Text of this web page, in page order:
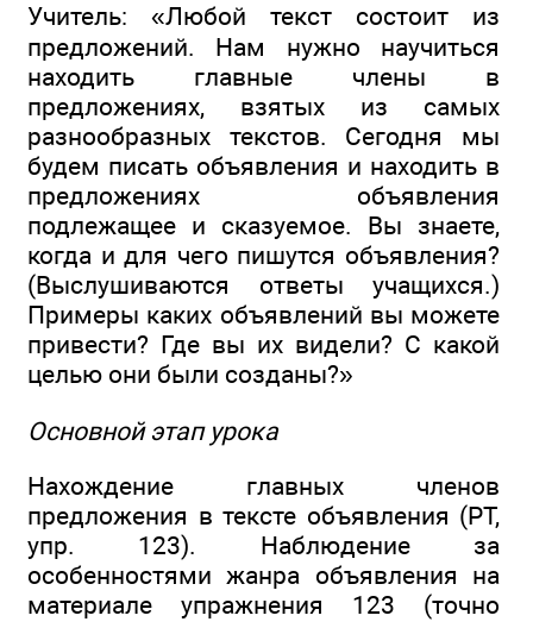
Учитель: «Любой текст состоит из
предложений. Нам нужно научиться
находить главные члены в
предложениях, взятых из самых
разнообразных текстов. Сегодня мы
будем писать объявления и находить в
предложениях объявления
подлежащее и сказуемое. Вы знаете,
когда и для чего пишутся объявления?
(Выслушиваются ответы учащихся.)
Примеры каких объявлений вы можете
привести? Где вы их видели? С какой
целью они были созданы?»
Основной этап урока
Нахождение главных членов
предложения в тексте объявления (РТ,
упр. 123). Наблюдение за
особенностями жанра объявления на
материале упражнения 123 (точно